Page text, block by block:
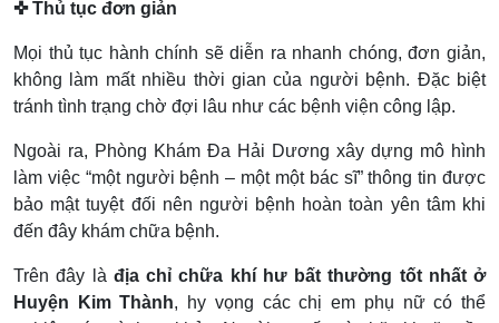
✜ Thủ tục đơn giản
Mọi thủ tục hành chính sẽ diễn ra nhanh chóng, đơn giản,
không làm mất nhiều thời gian của người bệnh. Đặc biệt
tránh tình trạng chờ đợi lâu như các bệnh viện công lập.
Ngoài ra, Phòng Khám Đa Hải Dương xây dựng mô hình
làm việc “một người bệnh – một một bác sĩ” thông tin được
bảo mật tuyệt đối nên người bệnh hoàn toàn yên tâm khi
đến đây khám chữa bệnh.
Trên đây là địa chỉ chữa khí hư bất thường tốt nhất ở
Huyện Kim Thành, hy vọng các chị em phụ nữ có thể